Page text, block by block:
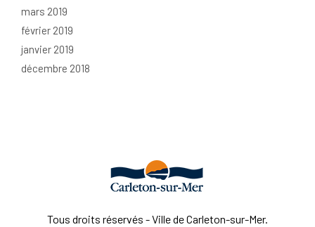
mars 2019
février 2019
janvier 2019
décembre 2018
Tous droits réservés - Ville de Carleton-sur-Mer.